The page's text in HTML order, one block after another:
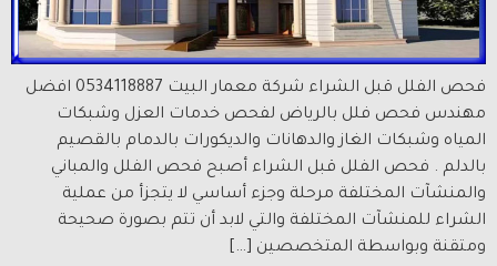
فحص الفلل قبل الشراء شركة معمار البيت 0534118887 افضل
مهندس فحص فلل بالرياض لفحص خدمات العزل وشبكات
المياه وشبكات الغاز والدهانات والديكورات بالدمام بالقصيم
بالدلم . فحص الفلل قبل الشراء أصبح فحص الفلل والمباني
والمنشآت المختلفة مرحلة وجزء أساسي لا يتجزأ من عملية
الشراء للمنشآت المختلفة والتي لابد أن تتم بصورة صحيحة
ومتقنة وبواسطة المتخصصين […]